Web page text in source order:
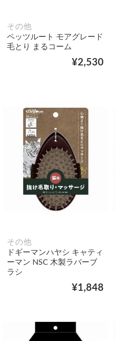
その他
ペッツルート モアグレード
毛とり まるコーム
¥2,530
その他
ドギーマンハヤシ キャティ
ーマン NSC 木製ラバーブ
ラシ
¥1,848